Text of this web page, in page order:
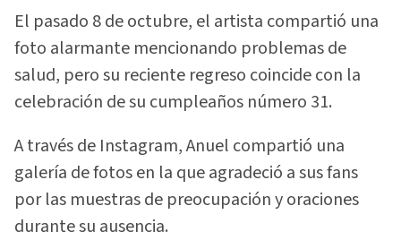
El pasado 8 de octubre, el artista compartió una
foto alarmante mencionando problemas de
salud, pero su reciente regreso coincide con la
celebración de su cumpleaños número 31.
A través de Instagram, Anuel compartió una
galería de fotos en la que agradeció a sus fans
por las muestras de preocupación y oraciones
durante su ausencia.